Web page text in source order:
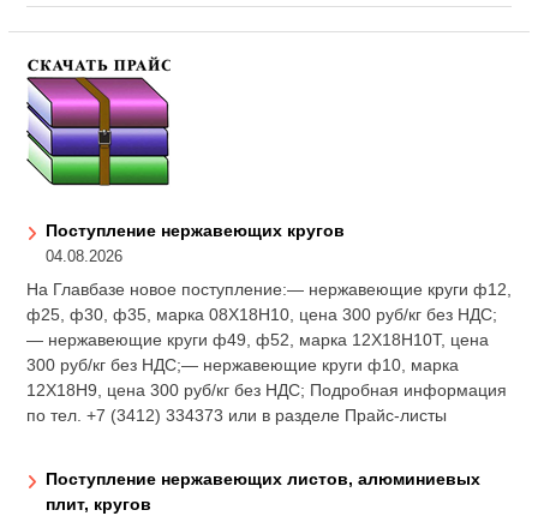
Поступление нержавеющих кругов
04.08.2026
На Главбазе новое поступление:— нержавеющие круги ф12,
ф25, ф30, ф35, марка 08Х18Н10, цена 300 руб/кг без НДС;
— нержавеющие круги ф49, ф52, марка 12Х18Н10Т, цена
300 руб/кг без НДС;— нержавеющие круги ф10, марка
12Х18Н9, цена 300 руб/кг без НДС; Подробная информация
по тел. +7 (3412) 334373 или в разделе Прайс-листы
Поступление нержавеющих листов, алюминиевых
плит, кругов